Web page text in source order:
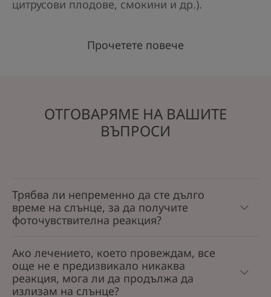
цитрусови плодове, смокини и др.).
Прочетете повече
ОТГОВАРЯМЕ НА ВАШИТЕ
ВЪПРОСИ
Трябва ли непременно да сте дълго
време на слънце, за да получите
фоточувствителна реакция?
Ако лечението, което провеждам, все
още не е предизвикало никаква
реакция, мога ли да продължа да
излизам на слънце?